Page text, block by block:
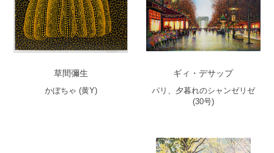
草間彌生
かぼちゃ (黄Y)
ギィ・デサップ
パリ、夕暮れのシャンゼリゼ
(30号)